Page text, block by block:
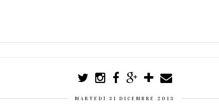
MARTEDÌ 31 DICEMBRE 2013